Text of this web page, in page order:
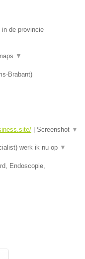
de provincie
▼
Brabant)
Screenshot ▼
werk ik nu op ▼
Endoscopie,